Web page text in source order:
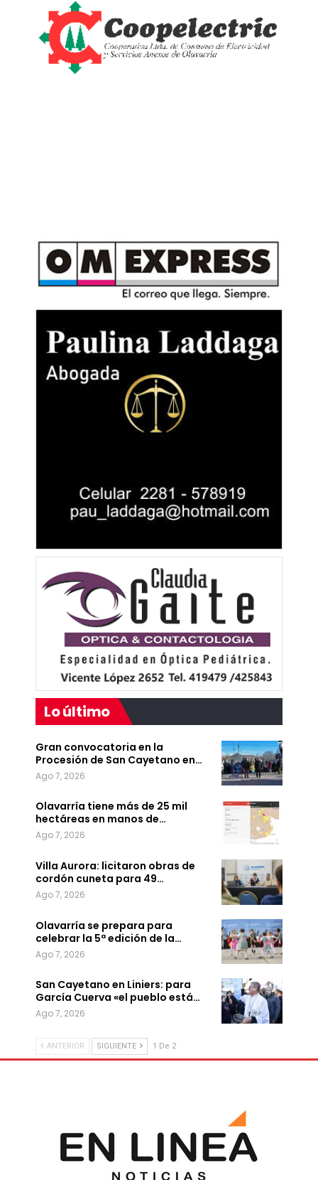
Lo último
Gran convocatoria en la
Procesión de San Cayetano en…
Ago 7, 2026
Olavarría tiene más de 25 mil
hectáreas en manos de…
Ago 7, 2026
Villa Aurora: licitaron obras de
cordón cuneta para 49…
Ago 7, 2026
Olavarría se prepara para
celebrar la 5ª edición de la…
Ago 7, 2026
San Cayetano en Liniers: para
García Cuerva «el pueblo está…
Ago 7, 2026
ANTERIOR SIGUIENTE 1 De 2